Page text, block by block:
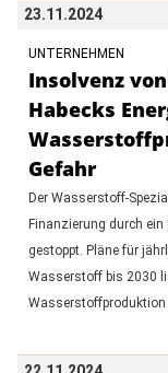
23.11.2024
UNTERNEHMEN
Insolvenz
Habecks
Gefahr
Der Wasserstoff-
Finanzierung durch
gestoppt. Pläne für
Wasserstoff bis 2030
Wasserstoffproduktion